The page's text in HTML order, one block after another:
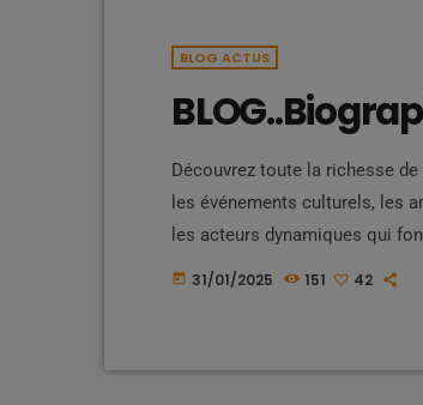
BLOG ACTUS
Découvrez toute la richesse
les événements culturels, les
les acteurs dynamiques qui
Bero... Joël Lutbert Johan
today 31/01/2025 151 42